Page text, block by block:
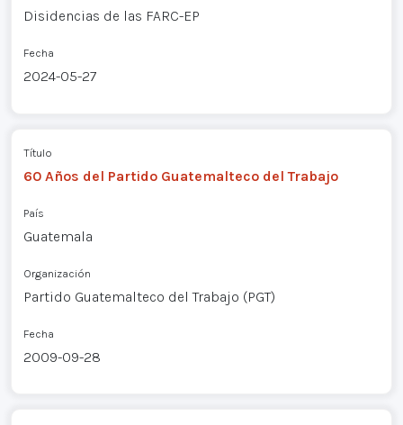
Disidencias de las FARC-EP
Fecha
2024-05-27
Título
60 Años del Partido Guatemalteco del Trabajo
País
Guatemala
Organización
Partido Guatemalteco del Trabajo (PGT)
Fecha
2009-09-28